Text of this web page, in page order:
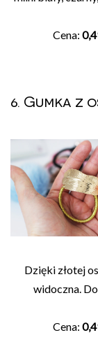
Cena:
6. Gumka z
Dzięki złotej
widoczna.
Cena: